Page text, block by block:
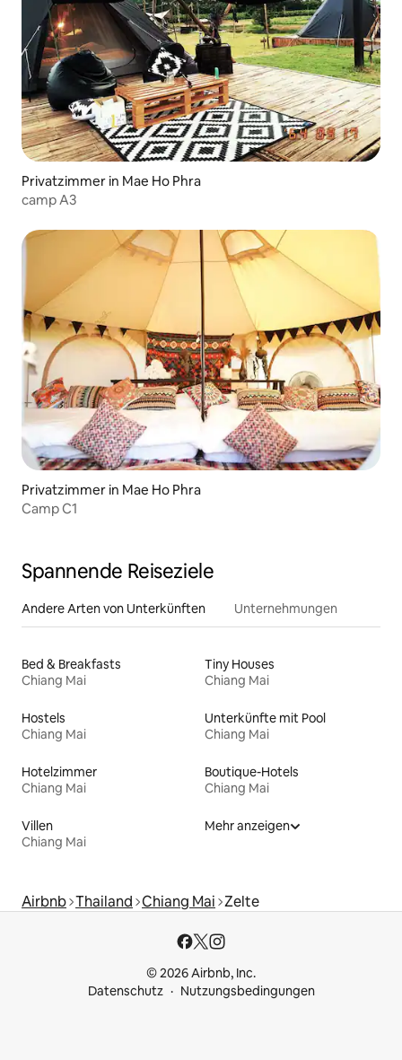
Privatzimmer in Mae Ho Phra
camp A3
Privatzimmer in Mae Ho Phra
Camp C1
Spannende Reiseziele
Andere Arten von Unterkünften Unternehmungen
Bed & Breakfasts
Chiang Mai
Tiny Houses
Chiang Mai
Hostels
Chiang Mai
Unterkünfte mit Pool
Chiang Mai
Hotelzimmer
Chiang Mai
Boutique-Hotels
Chiang Mai
Villen
Chiang Mai
Mehr anzeigen
Airbnb Thailand Chiang Mai Zelte
© 2026 Airbnb, Inc.
Datenschutz
Nutzungsbedingungen